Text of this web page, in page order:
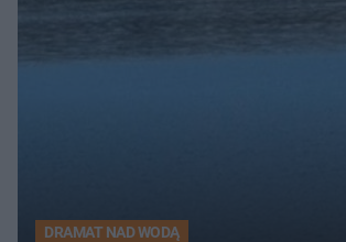
DRAMAT NAD WODĄ